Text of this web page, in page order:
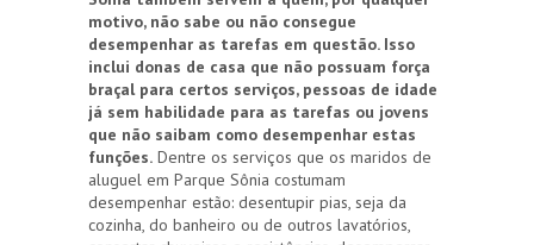
motivo, não sabe ou não consegue
desempenhar as tarefas em questão. Isso
inclui donas de casa que não possuam força
braçal para certos serviços, pessoas de idade
já sem habilidade para as tarefas ou jovens
que não saibam como desempenhar estas
funções. Dentre os serviços que os maridos de
aluguel em Parque Sônia costumam
desempenhar estão: desentupir pias, seja da
cozinha, do banheiro ou de outros lavatórios,